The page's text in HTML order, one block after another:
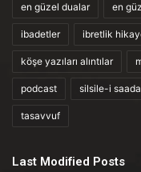
en güzel dualar en
ibadetler ibretlik
köşe yazıları alıntılar
podcast silsile-i
tasavvuf
Last Modified Posts